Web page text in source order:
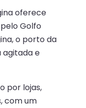
oferece
Golfo
o porto da
agitada e
por lojas,
com um